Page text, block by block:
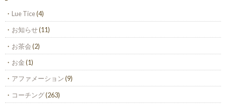
Lue Tice(4)
お知らせ(11)
お茶会(2)
お金(1)
アファメーション(9)
コーチング(263)